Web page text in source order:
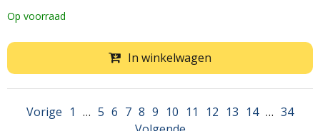
Op voorraad
In winkelwagen
Vorige 1 … 5 6 7 8 9 10 11 12 13 14 … 34